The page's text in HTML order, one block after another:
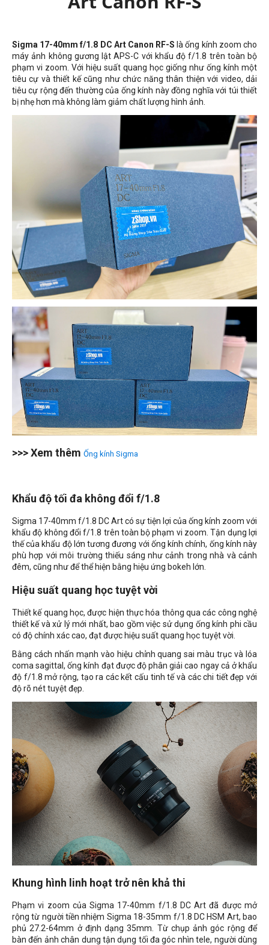
Sigma 17-40mm f/1.8 DC Art Canon RF-S là ống kính zoom cho
máy ảnh không gương lật APS-C với khẩu độ f/1.8 trên toàn bộ
phạm vi zoom. Với hiệu suất quang học giống như ống kính một
tiêu cự và thiết kế cũng như chức năng thân thiện với video, dải
tiêu cự rộng đến thường của ống kính này đồng nghĩa với túi thiết
bị nhẹ hơn mà không làm giảm chất lượng hình ảnh.
>>> Xem thêm Ống kính Sigma
Khẩu độ tối đa không đổi f/1.8
Sigma 17-40mm f/1.8 DC Art có sự tiện lợi của ống kính zoom với
khẩu độ không đổi f/1.8 trên toàn bộ phạm vi zoom. Tận dụng lợi
thế của khẩu độ lớn tương đương với ống kính chính, ống kính này
phù hợp với môi trường thiếu sáng như cảnh trong nhà và cảnh
đêm, cũng như để thể hiện bằng hiệu ứng bokeh lớn.
Hiệu suất quang học tuyệt vời
Thiết kế quang học, được hiện thực hóa thông qua các công nghệ
thiết kế và xử lý mới nhất, bao gồm việc sử dụng ống kính phi cầu
có độ chính xác cao, đạt được hiệu suất quang học tuyệt vời.
Bằng cách nhấn mạnh vào hiệu chỉnh quang sai màu trục và lóa
coma sagittal, ống kính đạt được độ phân giải cao ngay cả ở khẩu
độ f/1.8 mở rộng, tạo ra các kết cấu tinh tế và các chi tiết đẹp với
độ rõ nét tuyệt đẹp.
Khung hình linh hoạt trở nên khả thi
Phạm vi zoom của Sigma 17-40mm f/1.8 DC Art đã được mở
rộng từ người tiền nhiệm Sigma 18-35mm f/1.8 DC HSM Art, bao
phủ 27.2-64mm ở định dạng 35mm. Từ chụp ảnh góc rộng để
bàn đến ảnh chân dung tận dụng tối đa góc nhìn tele, người dùng